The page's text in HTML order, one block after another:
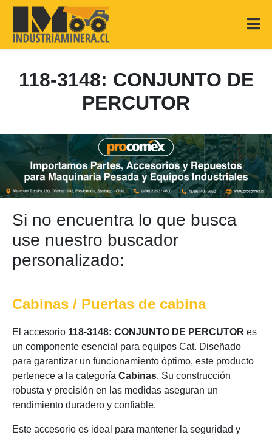
118-3148: CONJUNTO DE
PERCUTOR
Si no encuentra lo que busca
use nuestro buscador
personalizado:
Cabinas / Puertas de cabina
El accesorio 118-3148: CONJUNTO DE PERCUTOR es
un componente esencial para equipos Cat. Diseñado
para garantizar un funcionamiento óptimo, este producto
pertenece a la categoría Cabinas. Su construcción
robusta y precisión en las medidas aseguran un
rendimiento duradero y confiable.
Este accesorio es ideal para mantener la seguridad y